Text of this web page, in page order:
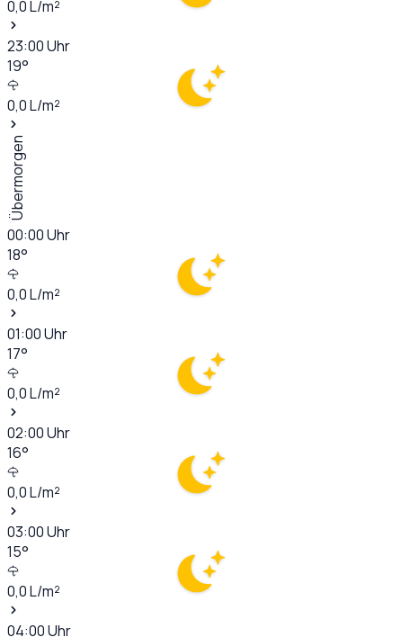
0,0L/m²
23:00Uhr
19°
0,0L/m²
Übermorgen
00:00Uhr
18°
0,0L/m²
01:00Uhr
17°
0,0L/m²
02:00Uhr
16°
0,0L/m²
03:00Uhr
15°
0,0L/m²
04:00Uhr